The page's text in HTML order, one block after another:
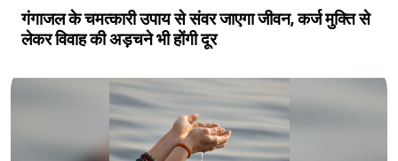
गंगाजल के चमत्कारी उपाय से संवर जाएगा जीवन, कर्ज मुक्ति से
लेकर विवाह की अड़चने भी होंगी दूर